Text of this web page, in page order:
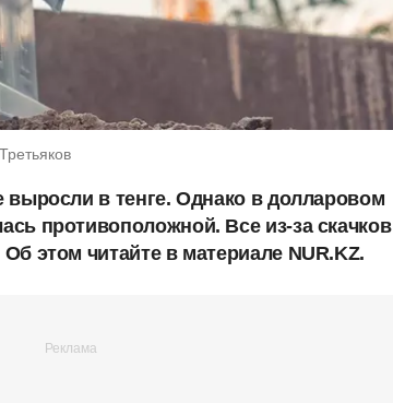
выросли в тенге. Однако в долларовом
противоположной. Все из-за скачков
этом читайте в материале NUR.KZ.